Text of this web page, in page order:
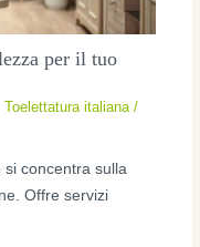
per il tuo
,Toelettatura italiana /
si concentra sulla
Offre servizi